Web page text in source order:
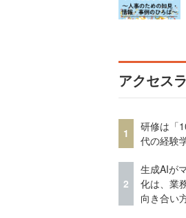
アクセス
1
研修は「
代の経験
2
生成AIが
化は、業
向き合い